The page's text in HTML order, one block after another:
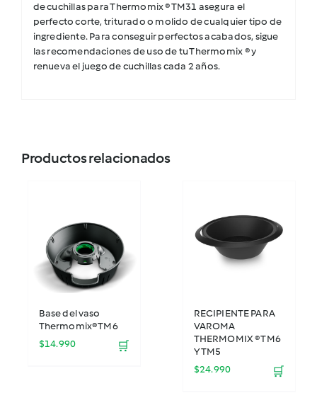
de cuchillas para Thermomix ® TM31 asegura el
perfecto corte, triturado o molido de cualquier tipo de
ingrediente. Para conseguir perfectos acabados, sigue
las recomendaciones de uso de tu Thermomix ® y
renueva el juego de cuchillas cada 2 años.
Productos relacionados
Base del vaso
Thermomix® TM6
$14.990 🛒
RECIPIENTE PARA
VAROMA
THERMOMIX ® TM6
Y TM5
$24.990 🛒